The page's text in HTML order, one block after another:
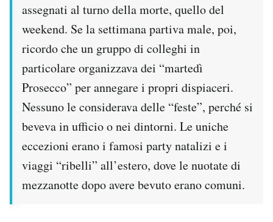
assegnati al turno della morte, quello del
weekend. Se la settimana partiva male, poi,
ricordo che un gruppo di colleghi in
particolare organizzava dei “martedì
Prosecco” per annegare i propri dispiaceri.
Nessuno le considerava delle “feste”, perché si
beveva in ufficio o nei dintorni. Le uniche
eccezioni erano i famosi party natalizi e i
viaggi “ribelli” all’estero, dove le nuotate di
mezzanotte dopo avere bevuto erano comuni.